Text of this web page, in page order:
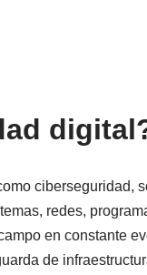
ciberseguridad,
redes,
en constante
de